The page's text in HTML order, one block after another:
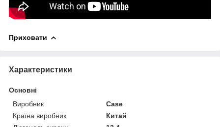
Приховати
Характеристики
Основні
Виробник
Case
Країна виробник
Китай